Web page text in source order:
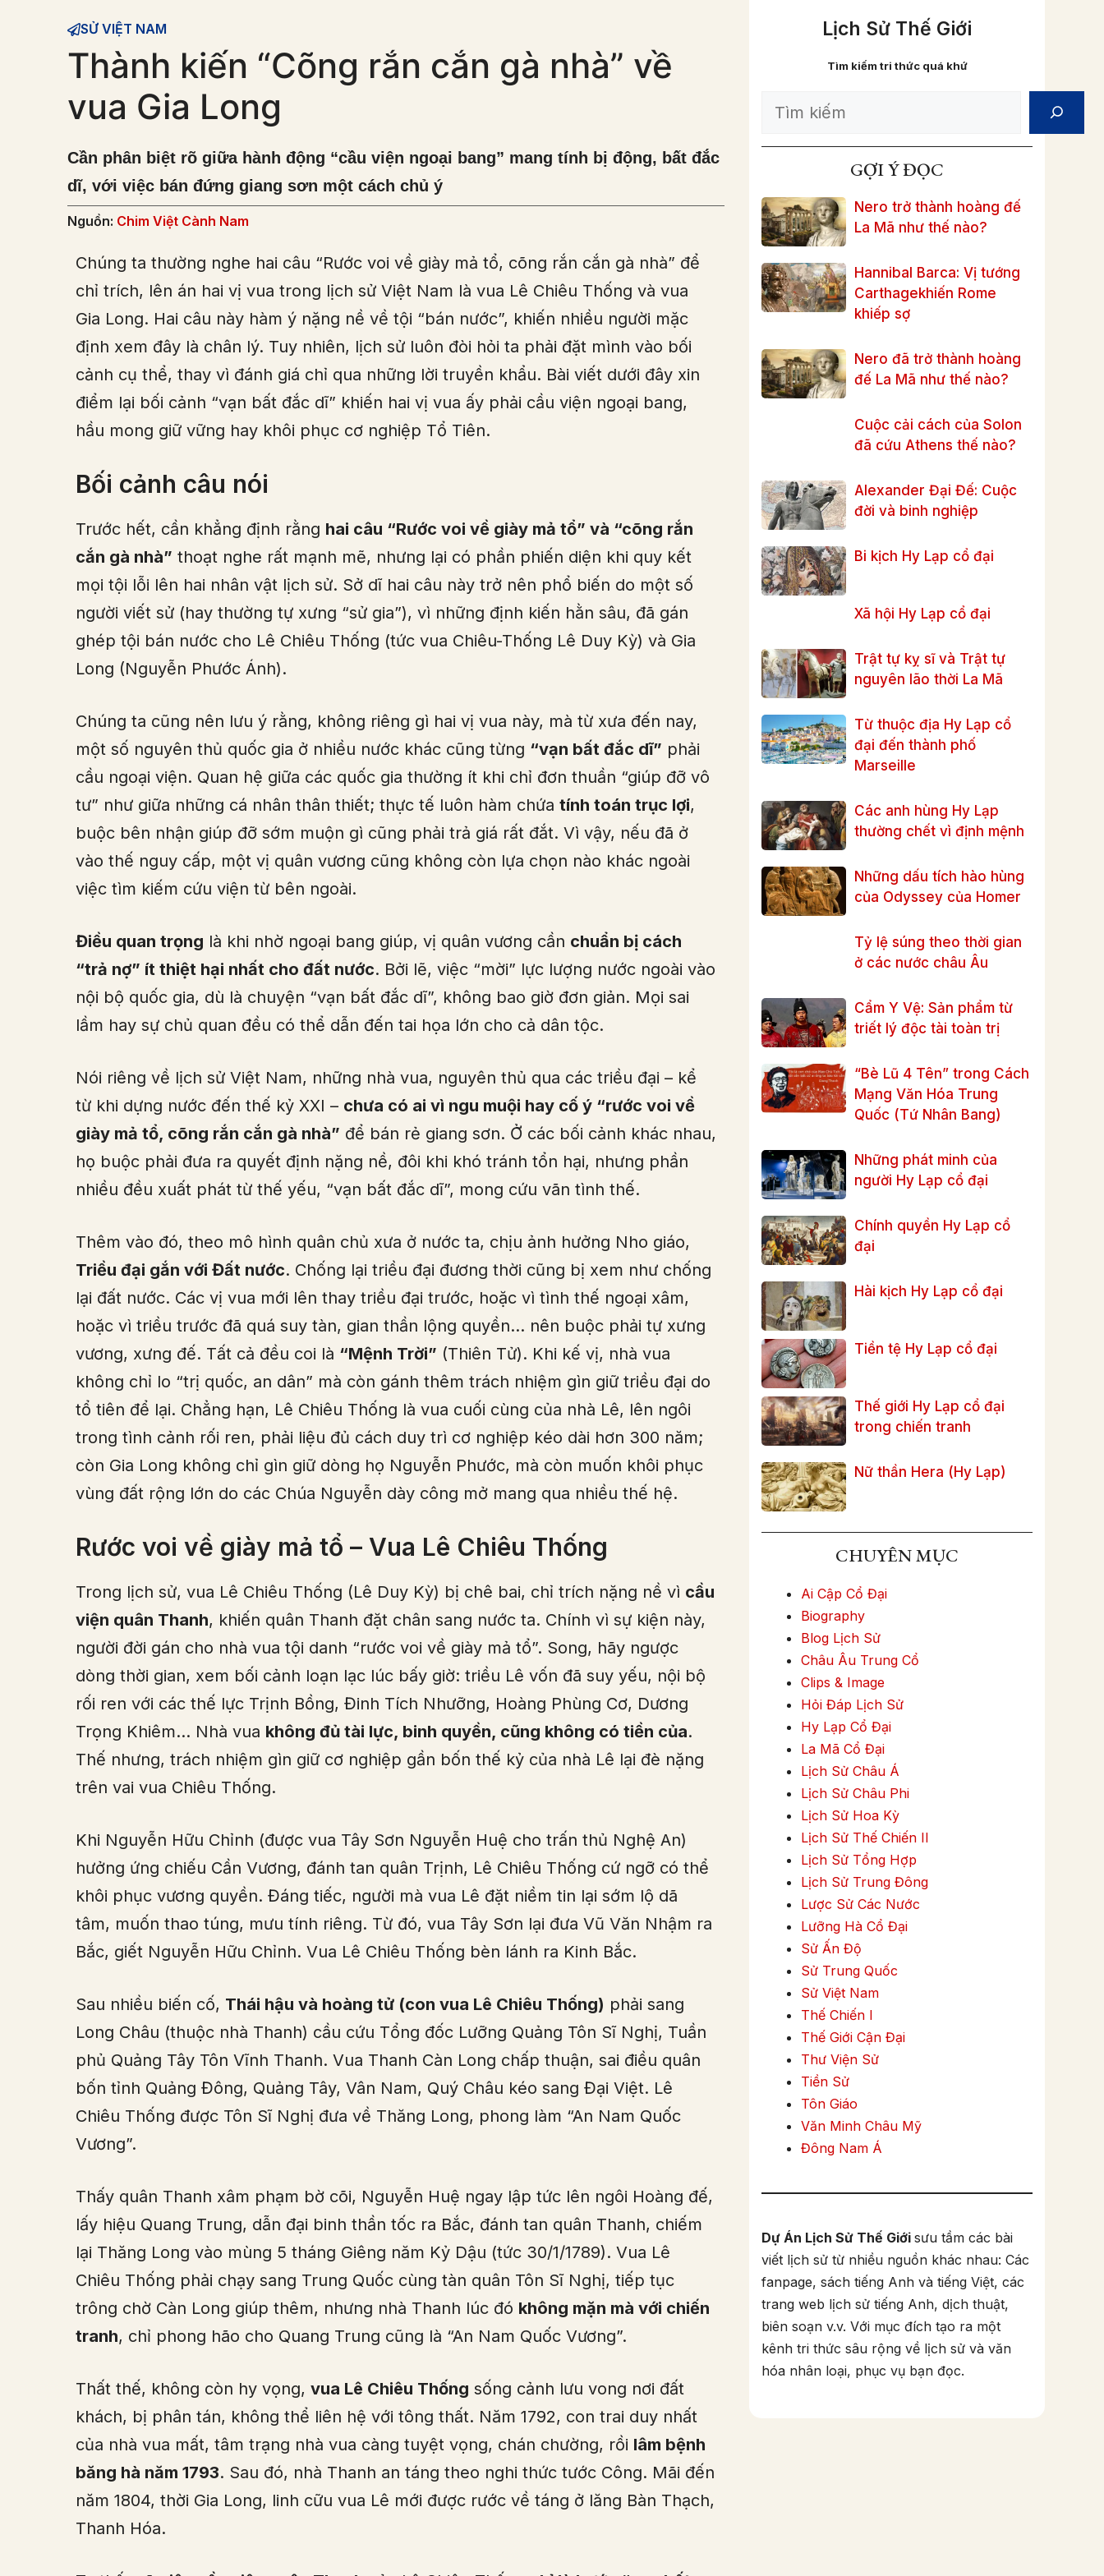
SỬ VIỆT NAM
Thành kiến “Cõng rắn cắn gà nhà” về
vua Gia Long
Cần phân biệt rõ giữa hành động “cầu viện ngoại bang” mang tính bị động, bất đắc
dĩ, với việc bán đứng giang sơn một cách chủ ý
Nguồn: Chim Việt Cành Nam
Chúng ta thường nghe hai câu “Rước voi về giày mả tổ, cõng rắn cắn gà nhà” để
chỉ trích, lên án hai vị vua trong lịch sử Việt Nam là vua Lê Chiêu Thống và vua
Gia Long. Hai câu này hàm ý nặng nề về tội “bán nước”, khiến nhiều người mặc
định xem đây là chân lý. Tuy nhiên, lịch sử luôn đòi hỏi ta phải đặt mình vào bối
cảnh cụ thể, thay vì đánh giá chỉ qua những lời truyền khẩu. Bài viết dưới đây xin
điểm lại bối cảnh “vạn bất đắc dĩ” khiến hai vị vua ấy phải cầu viện ngoại bang,
hầu mong giữ vững hay khôi phục cơ nghiệp Tổ Tiên.
Bối cảnh câu nói
Trước hết, cần khẳng định rằng hai câu “Rước voi về giày mả tổ” và “cõng rắn
cắn gà nhà” thoạt nghe rất mạnh mẽ, nhưng lại có phần phiến diện khi quy kết
mọi tội lỗi lên hai nhân vật lịch sử. Sở dĩ hai câu này trở nên phổ biến do một số
người viết sử (hay thường tự xưng “sử gia”), vì những định kiến hằn sâu, đã gán
ghép tội bán nước cho Lê Chiêu Thống (tức vua Chiêu-Thống Lê Duy Kỳ) và Gia
Long (Nguyễn Phước Ánh).
Chúng ta cũng nên lưu ý rằng, không riêng gì hai vị vua này, mà từ xưa đến nay,
một số nguyên thủ quốc gia ở nhiều nước khác cũng từng “vạn bất đắc dĩ” phải
cầu ngoại viện. Quan hệ giữa các quốc gia thường ít khi chỉ đơn thuần “giúp đỡ vô
tư” như giữa những cá nhân thân thiết; thực tế luôn hàm chứa tính toán trục lợi,
buộc bên nhận giúp đỡ sớm muộn gì cũng phải trả giá rất đắt. Vì vậy, nếu đã ở
vào thế nguy cấp, một vị quân vương cũng không còn lựa chọn nào khác ngoài
việc tìm kiếm cứu viện từ bên ngoài.
Điều quan trọng là khi nhờ ngoại bang giúp, vị quân vương cần chuẩn bị cách
“trả nợ” ít thiệt hại nhất cho đất nước. Bởi lẽ, việc “mời” lực lượng nước ngoài vào
nội bộ quốc gia, dù là chuyện “vạn bất đắc dĩ”, không bao giờ đơn giản. Mọi sai
lầm hay sự chủ quan đều có thể dẫn đến tai họa lớn cho cả dân tộc.
Nói riêng về lịch sử Việt Nam, những nhà vua, nguyên thủ qua các triều đại – kể
từ khi dựng nước đến thế kỷ XXI – chưa có ai vì ngu muội hay cố ý “rước voi về
giày mả tổ, cõng rắn cắn gà nhà” để bán rẻ giang sơn. Ở các bối cảnh khác nhau,
họ buộc phải đưa ra quyết định nặng nề, đôi khi khó tránh tổn hại, nhưng phần
nhiều đều xuất phát từ thế yếu, “vạn bất đắc dĩ”, mong cứu vãn tình thế.
Thêm vào đó, theo mô hình quân chủ xưa ở nước ta, chịu ảnh hưởng Nho giáo,
Triều đại gắn với Đất nước. Chống lại triều đại đương thời cũng bị xem như chống
lại đất nước. Các vị vua mới lên thay triều đại trước, hoặc vì tình thế ngoại xâm,
hoặc vì triều trước đã quá suy tàn, gian thần lộng quyền… nên buộc phải tự xưng
vương, xưng đế. Tất cả đều coi là “Mệnh Trời” (Thiên Tử). Khi kế vị, nhà vua
không chỉ lo “trị quốc, an dân” mà còn gánh thêm trách nhiệm gìn giữ triều đại do
tổ tiên để lại. Chẳng hạn, Lê Chiêu Thống là vua cuối cùng của nhà Lê, lên ngôi
trong tình cảnh rối ren, phải liệu đủ cách duy trì cơ nghiệp kéo dài hơn 300 năm;
còn Gia Long không chỉ gìn giữ dòng họ Nguyễn Phước, mà còn muốn khôi phục
vùng đất rộng lớn do các Chúa Nguyễn dày công mở mang qua nhiều thế hệ.
Rước voi về giày mả tổ – Vua Lê Chiêu Thống
Trong lịch sử, vua Lê Chiêu Thống (Lê Duy Kỳ) bị chê bai, chỉ trích nặng nề vì cầu
viện quân Thanh, khiến quân Thanh đặt chân sang nước ta. Chính vì sự kiện này,
người đời gán cho nhà vua tội danh “rước voi về giày mả tổ”. Song, hãy ngược
dòng thời gian, xem bối cảnh loạn lạc lúc bấy giờ: triều Lê vốn đã suy yếu, nội bộ
rối ren với các thế lực Trịnh Bồng, Đinh Tích Nhưỡng, Hoàng Phùng Cơ, Dương
Trọng Khiêm… Nhà vua không đủ tài lực, binh quyền, cũng không có tiền của.
Thế nhưng, trách nhiệm gìn giữ cơ nghiệp gần bốn thế kỷ của nhà Lê lại đè nặng
trên vai vua Chiêu Thống.
Khi Nguyễn Hữu Chỉnh (được vua Tây Sơn Nguyễn Huệ cho trấn thủ Nghệ An)
hưởng ứng chiếu Cần Vương, đánh tan quân Trịnh, Lê Chiêu Thống cứ ngỡ có thể
khôi phục vương quyền. Đáng tiếc, người mà vua Lê đặt niềm tin lại sớm lộ dã
tâm, muốn thao túng, mưu tính riêng. Từ đó, vua Tây Sơn lại đưa Vũ Văn Nhậm ra
Bắc, giết Nguyễn Hữu Chỉnh. Vua Lê Chiêu Thống bèn lánh ra Kinh Bắc.
Sau nhiều biến cố, Thái hậu và hoàng tử (con vua Lê Chiêu Thống) phải sang
Long Châu (thuộc nhà Thanh) cầu cứu Tổng đốc Lưỡng Quảng Tôn Sĩ Nghị, Tuần
phủ Quảng Tây Tôn Vĩnh Thanh. Vua Thanh Càn Long chấp thuận, sai điều quân
bốn tỉnh Quảng Đông, Quảng Tây, Vân Nam, Quý Châu kéo sang Đại Việt. Lê
Chiêu Thống được Tôn Sĩ Nghị đưa về Thăng Long, phong làm “An Nam Quốc
Vương”.
Thấy quân Thanh xâm phạm bờ cõi, Nguyễn Huệ ngay lập tức lên ngôi Hoàng đế,
lấy hiệu Quang Trung, dẫn đại binh thần tốc ra Bắc, đánh tan quân Thanh, chiếm
lại Thăng Long vào mùng 5 tháng Giêng năm Kỷ Dậu (tức 30/1/1789). Vua Lê
Chiêu Thống phải chạy sang Trung Quốc cùng tàn quân Tôn Sĩ Nghị, tiếp tục
trông chờ Càn Long giúp thêm, nhưng nhà Thanh lúc đó không mặn mà với chiến
tranh, chỉ phong hão cho Quang Trung cũng là “An Nam Quốc Vương”.
Thất thế, không còn hy vọng, vua Lê Chiêu Thống sống cảnh lưu vong nơi đất
khách, bị phân tán, không thể liên hệ với tông thất. Năm 1792, con trai duy nhất
của nhà vua mất, tâm trạng nhà vua càng tuyệt vọng, chán chường, rồi lâm bệnh
băng hà năm 1793. Sau đó, nhà Thanh an táng theo nghi thức tước Công. Mãi đến
năm 1804, thời Gia Long, linh cữu vua Lê mới được rước về táng ở lăng Bàn Thạch,
Thanh Hóa.
Lịch Sử Thế Giới
Tìm kiếm tri thức quá khứ
Search
GỢI Ý ĐỌC
Nero trở thành hoàng đế
La Mã như thế nào?
Hannibal Barca: Vị tướng
Carthagekhiến Rome
khiếp sợ
Nero đã trở thành hoàng
đế La Mã như thế nào?
Cuộc cải cách của Solon
đã cứu Athens thế nào?
Alexander Đại Đế: Cuộc
đời và binh nghiệp
Bi kịch Hy Lạp cổ đại
Xã hội Hy Lạp cổ đại
Trật tự kỵ sĩ và Trật tự
nguyên lão thời La Mã
Từ thuộc địa Hy Lạp cổ
đại đến thành phố
Marseille
Các anh hùng Hy Lạp
thường chết vì định mệnh
Những dấu tích hào hùng
của Odyssey của Homer
Tỷ lệ súng theo thời gian
ở các nước châu Âu
Cẩm Y Vệ: Sản phẩm từ
triết lý độc tài toàn trị
“Bè Lũ 4 Tên” trong Cách
Mạng Văn Hóa Trung
Quốc (Tứ Nhân Bang)
Những phát minh của
người Hy Lạp cổ đại
Chính quyền Hy Lạp cổ
đại
Hài kịch Hy Lạp cổ đại
Tiền tệ Hy Lạp cổ đại
Thế giới Hy Lạp cổ đại
trong chiến tranh
Nữ thần Hera (Hy Lạp)
CHUYÊN MỤC
Ai Cập Cổ Đại
Biography
Blog Lịch Sử
Châu Âu Trung Cổ
Clips & Image
Hỏi Đáp Lịch Sử
Hy Lạp Cổ Đại
La Mã Cổ Đại
Lịch Sử Châu Á
Lịch Sử Châu Phi
Lịch Sử Hoa Kỳ
Lịch Sử Thế Chiến II
Lịch Sử Tổng Hợp
Lịch Sử Trung Đông
Lược Sử Các Nước
Lưỡng Hà Cổ Đại
Sử Ấn Độ
Sử Trung Quốc
Sử Việt Nam
Thế Chiến I
Thế Giới Cận Đại
Thư Viện Sử
Tiền Sử
Tôn Giáo
Văn Minh Châu Mỹ
Đông Nam Á
Dự Án Lịch Sử Thế Giới sưu tầm các bài
viết lịch sử từ nhiều nguồn khác nhau: Các
fanpage, sách tiếng Anh và tiếng Việt, các
trang web lịch sử tiếng Anh, dịch thuật,
biên soạn v.v. Với mục đích tạo ra một
kênh tri thức sâu rộng về lịch sử và văn
hóa nhân loại, phục vụ bạn đọc.